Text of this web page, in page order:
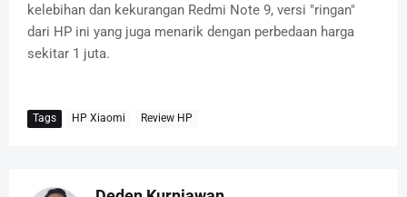
kelebihan dan kekurangan Redmi Note 9, versi "ringan"
dari HP ini yang juga menarik dengan perbedaan harga
sekitar 1 juta.
Tags HP Xiaomi Review HP